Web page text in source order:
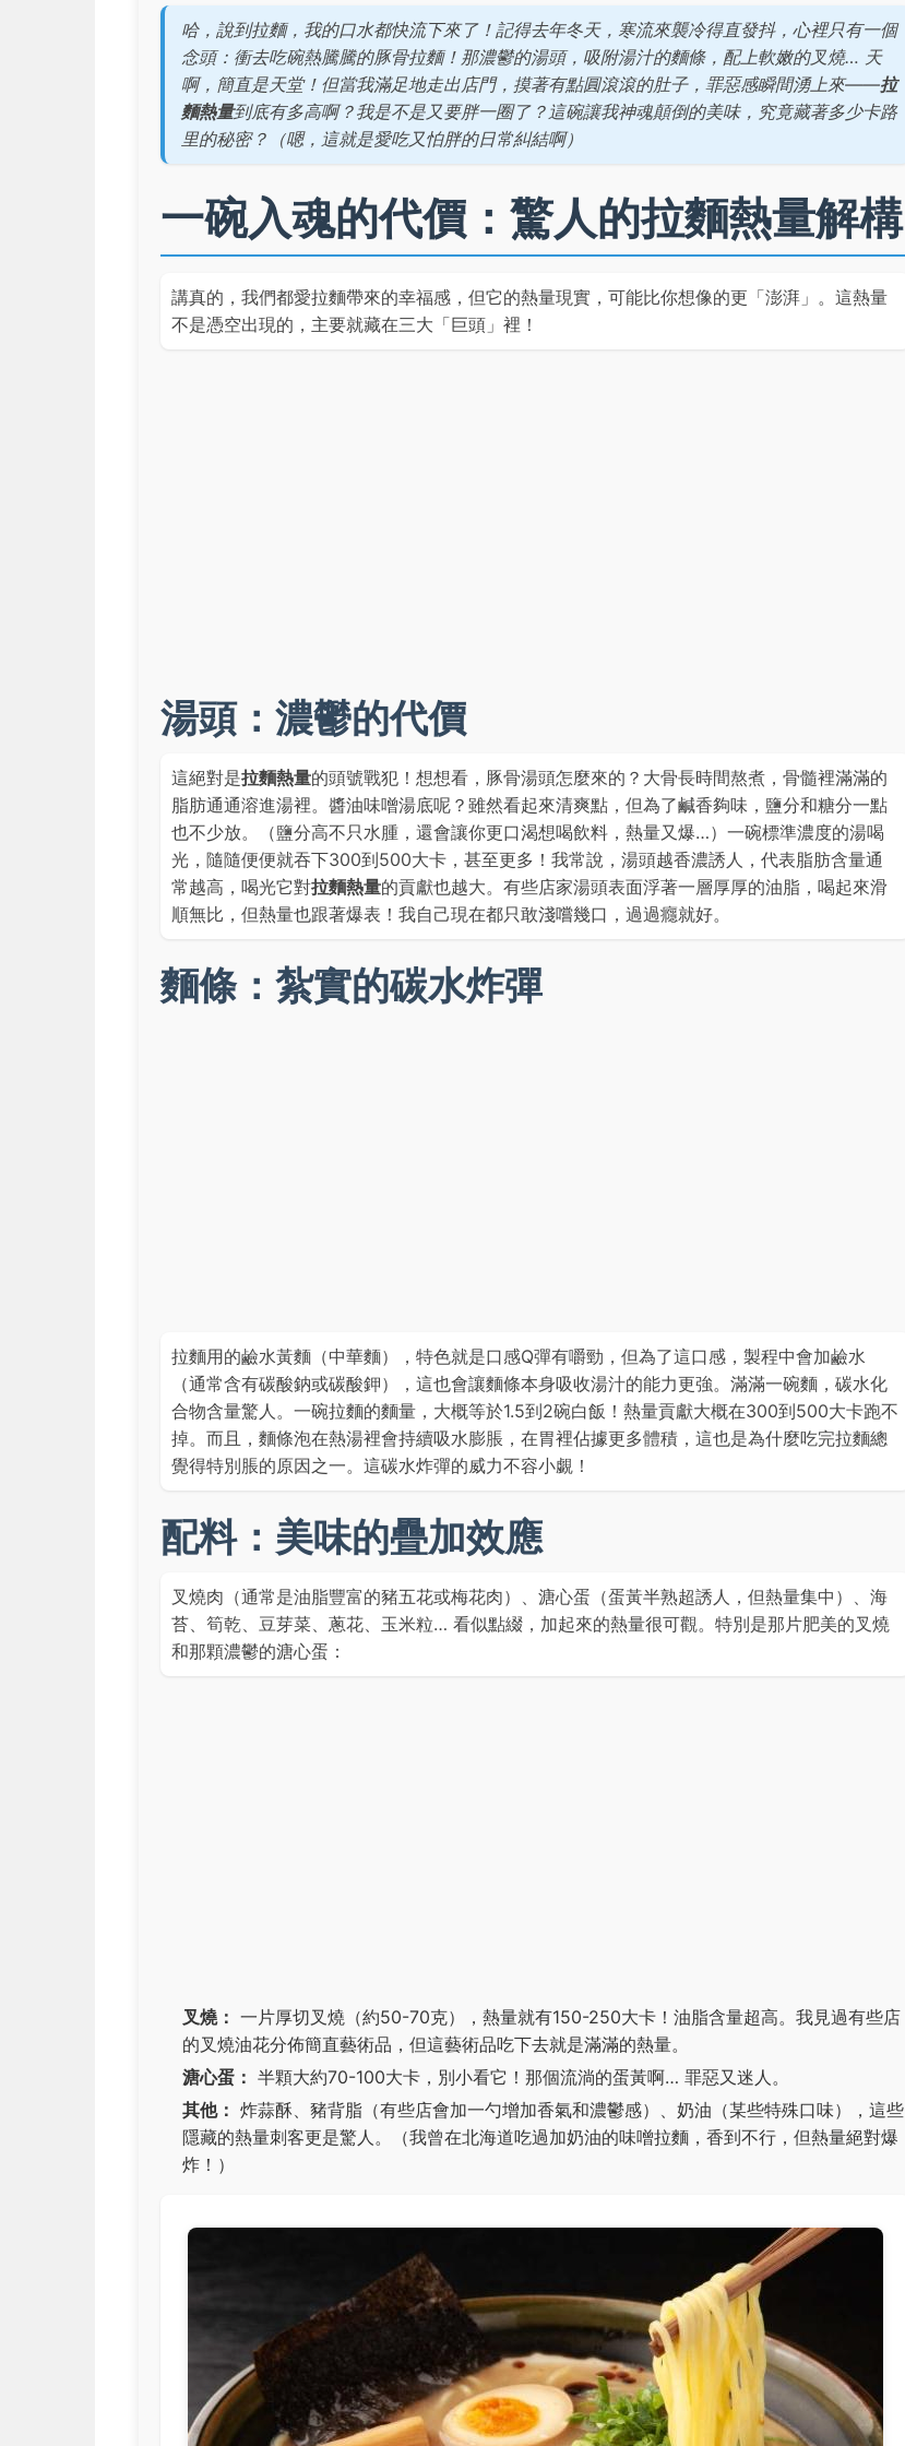
哈，說到拉麵，我的口水都快流下來了！記得去年冬天，寒流來襲冷得直發抖，心裡只有一個
念頭：衝去吃碗熱騰騰的豚骨拉麵！那濃鬱的湯頭，吸附湯汁的麵條，配上軟嫩的叉燒… 天
啊，簡直是天堂！但當我滿足地走出店門，摸著有點圓滾滾的肚子，罪惡感瞬間湧上來——拉
麵熱量到底有多高啊？我是不是又要胖一圈了？這碗讓我神魂顛倒的美味，究竟藏著多少卡路
里的秘密？（嗯，這就是愛吃又怕胖的日常糾結啊）
一碗入魂的代價：驚人的拉麵熱量解構
講真的，我們都愛拉麵帶來的幸福感，但它的熱量現實，可能比你想像的更「澎湃」。這熱量
不是憑空出現的，主要就藏在三大「巨頭」裡！
湯頭：濃鬱的代價
這絕對是拉麵熱量的頭號戰犯！想想看，豚骨湯頭怎麼來的？大骨長時間熬煮，骨髓裡滿滿的
脂肪通通溶進湯裡。醬油味噌湯底呢？雖然看起來清爽點，但為了鹹香夠味，鹽分和糖分一點
也不少放。（鹽分高不只水腫，還會讓你更口渴想喝飲料，熱量又爆…）一碗標準濃度的湯喝
光，隨隨便便就吞下300到500大卡，甚至更多！我常說，湯頭越香濃誘人，代表脂肪含量通
常越高，喝光它對拉麵熱量的貢獻也越大。有些店家湯頭表面浮著一層厚厚的油脂，喝起來滑
順無比，但熱量也跟著爆表！我自己現在都只敢淺嚐幾口，過過癮就好。
麵條：紮實的碳水炸彈
拉麵用的鹼水黃麵（中華麵），特色就是口感Q彈有嚼勁，但為了這口感，製程中會加鹼水
（通常含有碳酸鈉或碳酸鉀），這也會讓麵條本身吸收湯汁的能力更強。滿滿一碗麵，碳水化
合物含量驚人。一碗拉麵的麵量，大概等於1.5到2碗白飯！熱量貢獻大概在300到500大卡跑不
掉。而且，麵條泡在熱湯裡會持續吸水膨脹，在胃裡佔據更多體積，這也是為什麼吃完拉麵總
覺得特別脹的原因之一。這碳水炸彈的威力不容小覷！
配料：美味的疊加效應
叉燒肉（通常是油脂豐富的豬五花或梅花肉）、溏心蛋（蛋黃半熟超誘人，但熱量集中）、海
苔、筍乾、豆芽菜、蔥花、玉米粒… 看似點綴，加起來的熱量很可觀。特別是那片肥美的叉燒
和那顆濃鬱的溏心蛋：
叉燒： 一片厚切叉燒（約50-70克），熱量就有150-250大卡！油脂含量超高。我見過有些店
的叉燒油花分佈簡直藝術品，但這藝術品吃下去就是滿滿的熱量。
溏心蛋： 半顆大約70-100大卡，別小看它！那個流淌的蛋黃啊… 罪惡又迷人。
其他： 炸蒜酥、豬背脂（有些店會加一勺增加香氣和濃鬱感）、奶油（某些特殊口味），這些
隱藏的熱量刺客更是驚人。（我曾在北海道吃過加奶油的味噌拉麵，香到不行，但熱量絕對爆
炸！）